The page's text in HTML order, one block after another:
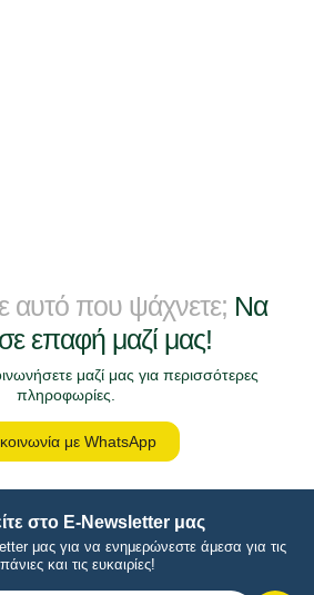
αυτό που ψάχνετε; Να
επαφή μαζί μας!
μαζί μας για περισσότερες
πληροφωρίες.
με WhatsApp
στο E-Newsletter μας
μας για να ενημερώνεστε άμεσα για τις
και τις ευκαιρίες!